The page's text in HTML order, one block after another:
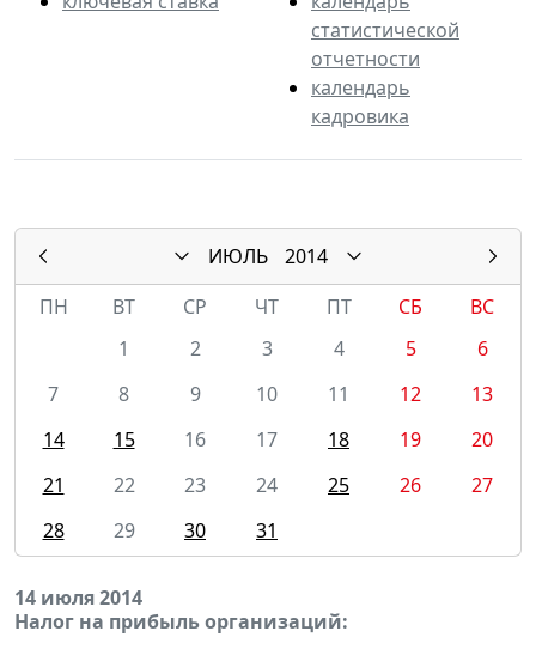
статистической
отчетности
календарь
кадровика
ИЮЛЬ
2014
ПН
ВТ СР ЧТ ПТ СБ
ВС
1
2 3 4 5
6
7
8 9 10 11 12
13
14
15 16 17 18 19
20
21
22 23 24 25 26
27
28
29 30 31
14 июля 2014
Налог на прибыль организаций: